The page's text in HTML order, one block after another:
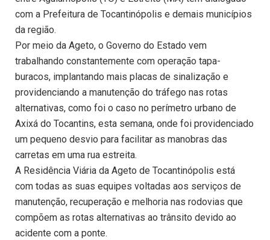
com a Prefeitura de Tocantinópolis e demais municípios
da região.
Por meio da Ageto, o Governo do Estado vem
trabalhando constantemente com operação tapa-
buracos, implantando mais placas de sinalização e
providenciando a manutenção do tráfego nas rotas
alternativas, como foi o caso no perímetro urbano de
Axixá do Tocantins, esta semana, onde foi providenciado
um pequeno desvio para facilitar as manobras das
carretas em uma rua estreita.
A Residência Viária da Ageto de Tocantinópolis está
com todas as suas equipes voltadas aos serviços de
manutenção, recuperação e melhoria nas rodovias que
compõem as rotas alternativas ao trânsito devido ao
acidente com a ponte.